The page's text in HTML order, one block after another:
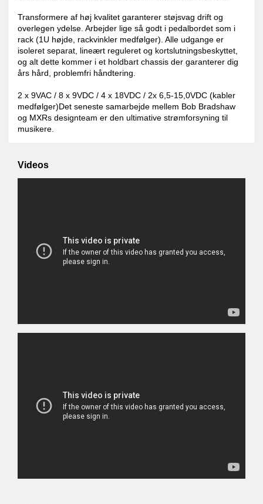
Transformere af høj kvalitet garanterer støjsvag drift og
overlegen ydelse. Arbejder lige så godt i pedalbordet som i
rack (1U højde, rackvinkler medfølger). Alle udgange er
isoleret separat, lineært reguleret og kortslutningsbeskyttet,
og alt dette kommer i et holdbart chassis der garanterer dig
års hård, problemfri håndtering.
2 x 9VAC / 8 x 9VDC / 4 x 18VDC / 2x 6,5-15,0VDC (kabler
medfølger)Det seneste samarbejde mellem Bob Bradshaw
og MXRs designteam er den ultimative strømforsyning til
musikere.
Videos